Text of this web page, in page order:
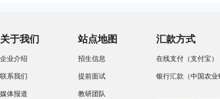
关于我们
企业介绍
联系我们
媒体报道
站点地图
招生信息
提前面试
教研团队
汇款方式
在线支付（支付宝）
银行汇款（中国农业